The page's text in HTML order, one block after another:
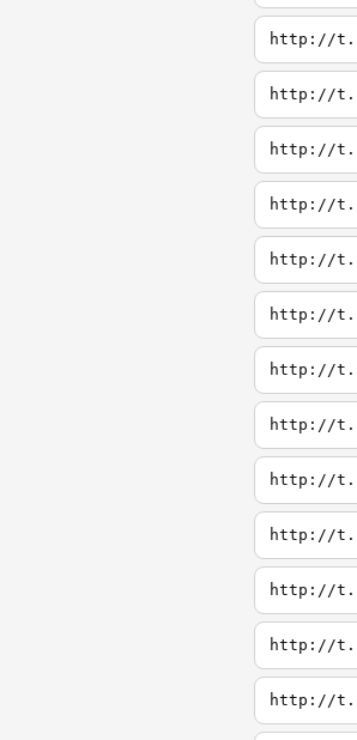
http://
http://
http://
http://
http://
http://
http://
http://
http://
http://
http://
http://
http://